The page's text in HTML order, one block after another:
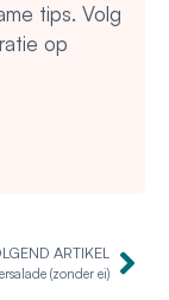
tips. Volg
op
ARTIKEL
(zonder ei)